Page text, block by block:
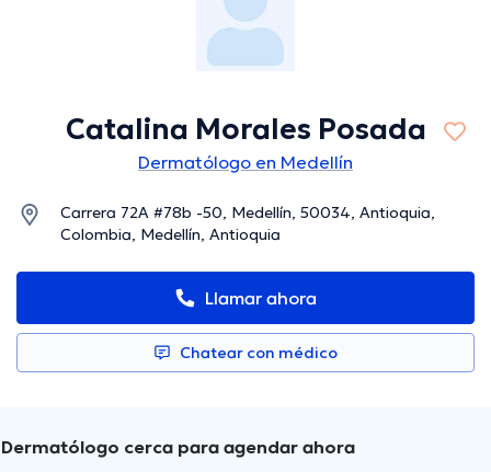
Catalina Morales Posada
Dermatólogo en Medellín
Carrera 72A #78b -50, Medellín, 50034, Antioquia,
Colombia, Medellín, Antioquia
Llamar ahora
Chatear con médico
Dermatólogo cerca para agendar ahora